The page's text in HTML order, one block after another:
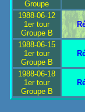
Groupe
1988-06-12
1er tour
Groupe B
1988-06-15
1er tour
Groupe B
1988-06-18
1er tour
Groupe B